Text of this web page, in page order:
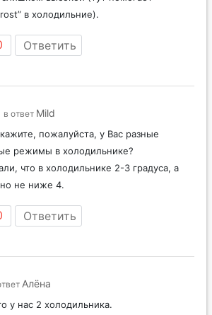
в холодильние).
Ответить
в ответ Mild
пожалуйста, у Вас разные
режимы в холодильнике?
что в холодильнике 2-3 градуса, а
не ниже 4.
Ответить
Алёна
у нас 2 холодильника.